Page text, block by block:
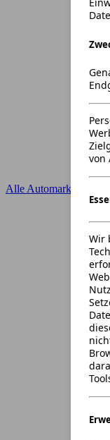
von
Wir
Alle Automarken